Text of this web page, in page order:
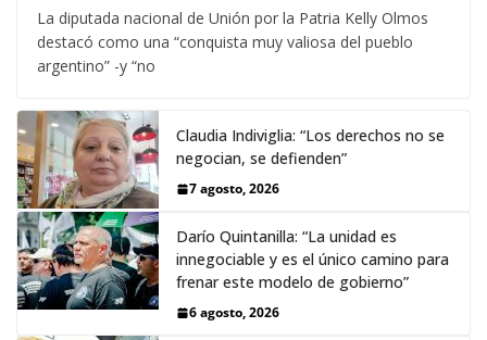
La diputada nacional de Unión por la Patria Kelly Olmos
destacó como una “conquista muy valiosa del pueblo
argentino” -y “no
Claudia Indiviglia: “Los derechos no se
negocian, se defienden”
7 agosto, 2026
Darío Quintanilla: “La unidad es
innegociable y es el único camino para
frenar este modelo de gobierno”
6 agosto, 2026